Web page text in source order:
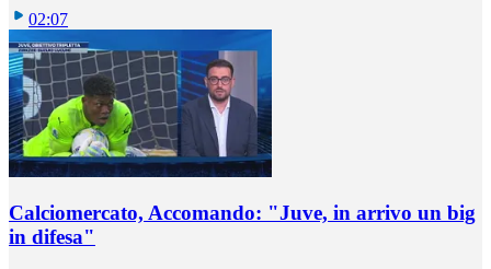
02:07
Calciomercato, Accomando: "Juve, in arrivo un big
in difesa"